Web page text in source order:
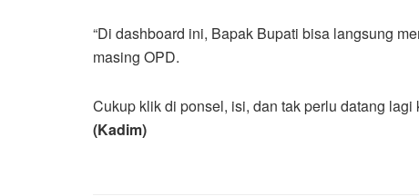
“Di dashboard ini, Bapak Bupati bisa langsung
masing OPD.
Cukup klik di ponsel, isi, dan tak perlu datang
(Kadim)